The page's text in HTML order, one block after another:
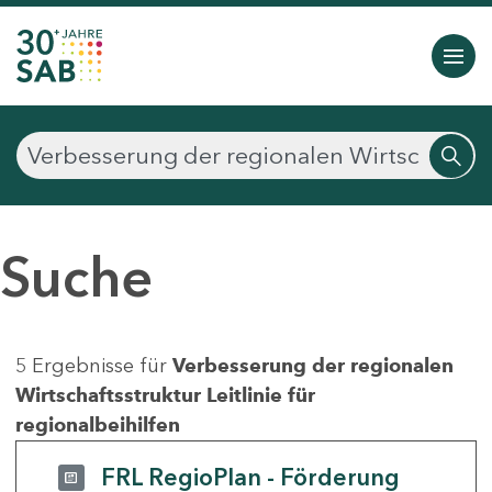
Suche
5 Ergebnisse für Verbesserung der regionalen
Wirtschaftsstruktur Leitlinie für
regionalbeihilfen
FRL RegioPlan - Förderung